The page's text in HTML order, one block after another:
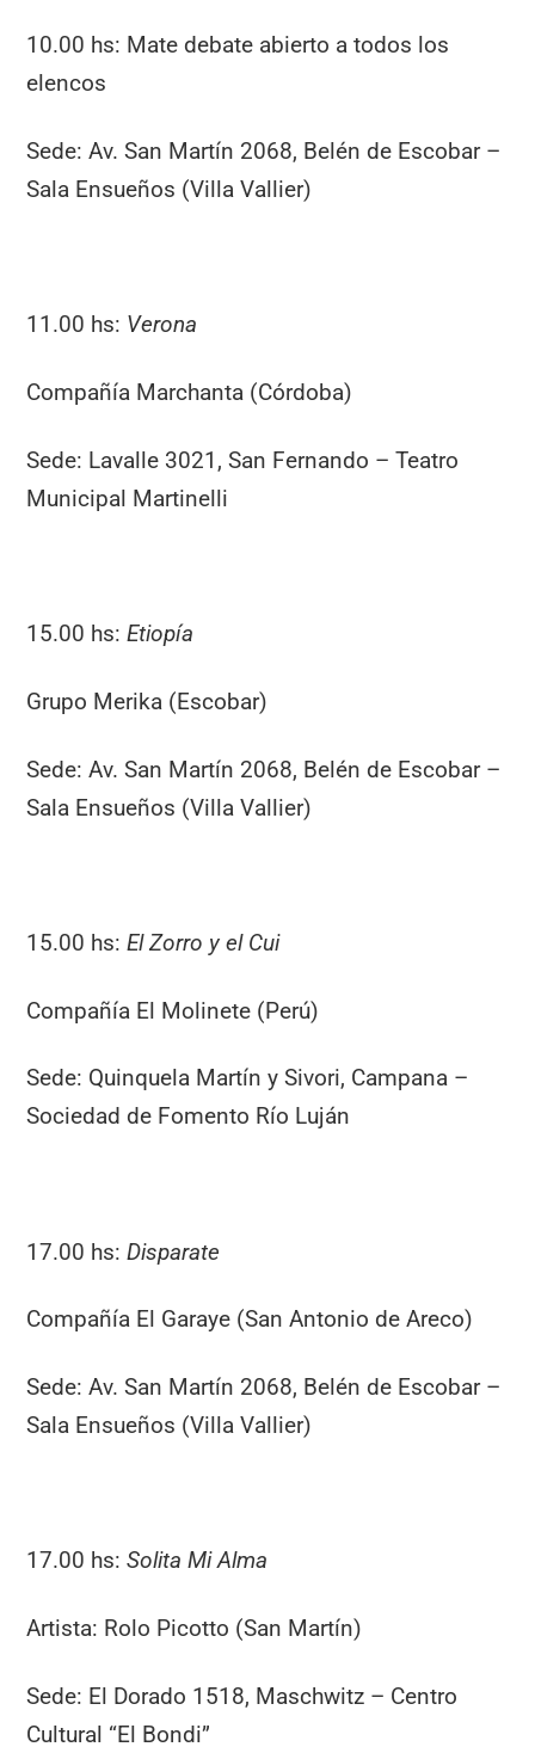
10.00 hs: Mate debate abierto a todos los
elencos
Sede: Av. San Martín 2068, Belén de Escobar –
Sala Ensueños (Villa Vallier)
11.00 hs: Verona
Compañía Marchanta (Córdoba)
Sede: Lavalle 3021, San Fernando – Teatro
Municipal Martinelli
15.00 hs:Etiopía
Grupo Merika (Escobar)
Sede: Av. San Martín 2068, Belén de Escobar –
Sala Ensueños (Villa Vallier)
15.00 hs:El Zorro y el Cui
Compañía El Molinete (Perú)
Sede: Quinquela Martín y Sivori, Campana –
Sociedad de Fomento Río Luján
17.00 hs:Disparate
Compañía El Garaye (San Antonio de Areco)
Sede: Av. San Martín 2068, Belén de Escobar –
Sala Ensueños (Villa Vallier)
17.00 hs:Solita Mi Alma
Artista: Rolo Picotto (San Martín)
Sede: El Dorado 1518, Maschwitz – Centro
Cultural “El Bondi”